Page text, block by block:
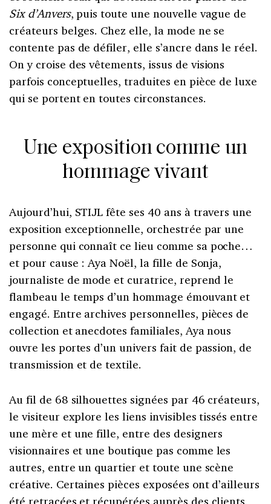
Six d’Anvers, puis toute une nouvelle vague de
créateurs belges. Chez elle, la mode ne se
contente pas de défiler, elle s’ancre dans le réel.
On y croise des vêtements, issus de visions
parfois conceptuelles, traduites en pièce de luxe
qui se portent en toutes circonstances.
Une exposition comme un
hommage vivant
Aujourd’hui, STIJL fête ses 40 ans à travers une
exposition exceptionnelle, orchestrée par une
personne qui connaît ce lieu comme sa poche…
et pour cause : Aya Noël, la fille de Sonja,
journaliste de mode et curatrice, reprend le
flambeau le temps d’un hommage émouvant et
engagé. Entre archives personnelles, pièces de
collection et anecdotes familiales, Aya nous
ouvre les portes d’un univers fait de passion, de
transmission et de textile.
Au fil de 68 silhouettes signées par 46 créateurs,
le visiteur explore les liens invisibles tissés entre
une mère et une fille, entre des designers
visionnaires et une boutique pas comme les
autres, entre un quartier et toute une scène
créative. Certaines pièces exposées ont d’ailleurs
été retracées et récupérées auprès des clients